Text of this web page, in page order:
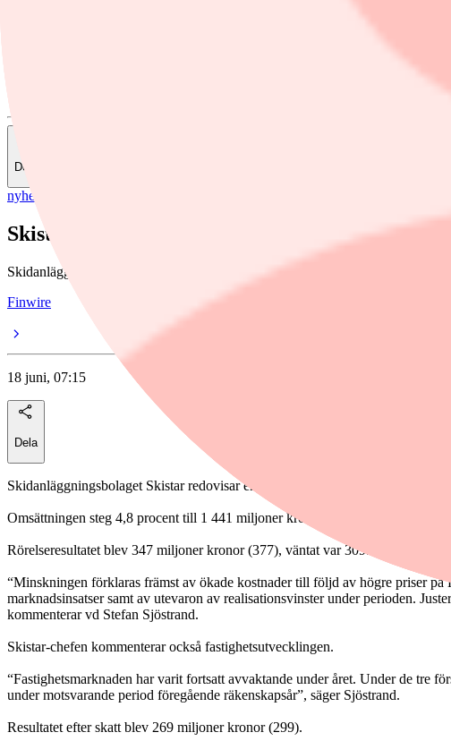
Dela
nyheter
Skistar rapporterar högre rörelseresultat än
Skidanläggningsbolaget Skistar redovisar en omsättning i linje med förväntat
Finwire
18 juni, 07:15
Dela
Skidanläggningsbolaget Skistar redovisar en omsättning i linje med förväntat
Omsättningen steg 4,8 procent till 1 441 miljoner kronor (1 375). Utfallet kan
Rörelseresultatet blev 347 miljoner kronor (377), väntat var 309.
“Minskningen förklaras främst av ökade kostnader till följd av högre priser
marknadsinsatser samt av utevaron av realisationsvinster under perioden.
kommenterar vd Stefan Sjöstrand.
Skistar-chefen kommenterar också fastighetsutvecklingen.
“Fastighetsmarknaden har varit fortsatt avvaktande under året. Under de tre
under motsvarande period föregående räkenskapsår”, säger Sjöstrand.
Resultatet efter skatt blev 269 miljoner kronor (299).